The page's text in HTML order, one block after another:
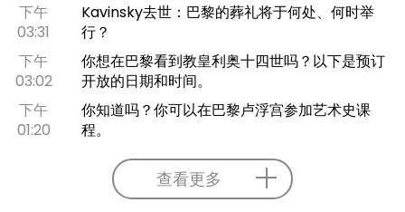
下午
03:31
Kavinsky去世：巴黎的葬礼将于何处、何时举
行？
下午
03:02
你想在巴黎看到教皇利奥十四世吗？以下是预订
开放的日期和时间。
下午
01:20
你知道吗？你可以在巴黎卢浮宫参加艺术史课
程。
查看更多